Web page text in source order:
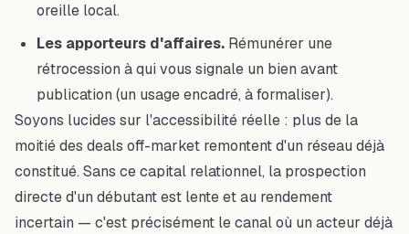
oreille local.
Les apporteurs d'affaires. Rémunérer une
rétrocession à qui vous signale un bien avant
publication (un usage encadré, à formaliser).
Soyons lucides sur l'accessibilité réelle : plus de la
moitié des deals off-market remontent d'un réseau déjà
constitué. Sans ce capital relationnel, la prospection
directe d'un débutant est lente et au rendement
incertain — c'est précisément le canal où un acteur déjà